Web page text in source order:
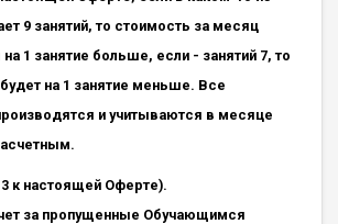
9 занятий, то стоимость за месяц
1 занятие больше, если - занятий 7, то
на 1 занятие меньше. Все
и учитываются в месяце
к настоящей Оферте).
за пропущенные Обучающимся